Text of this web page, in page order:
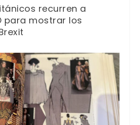
recurren a
para mostrar los